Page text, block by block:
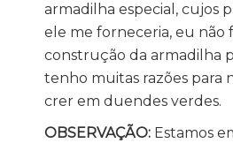
armadilha especial, cujos
ele me forneceria, eu não
construção da armadilha
tenho muitas razões para
crer em duendes verdes.
OBSERVAÇÃO: Estamos